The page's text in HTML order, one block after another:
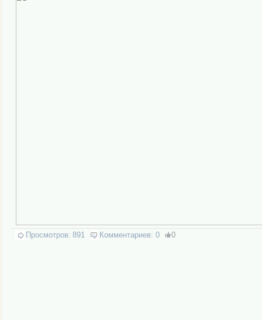
Просмотров: 891 Комментариев: 0 0